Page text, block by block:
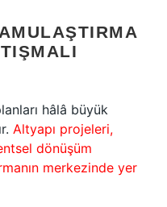
hâlâ büyük
Altyapı projeleri,
dönüşüm
merkezinde yer